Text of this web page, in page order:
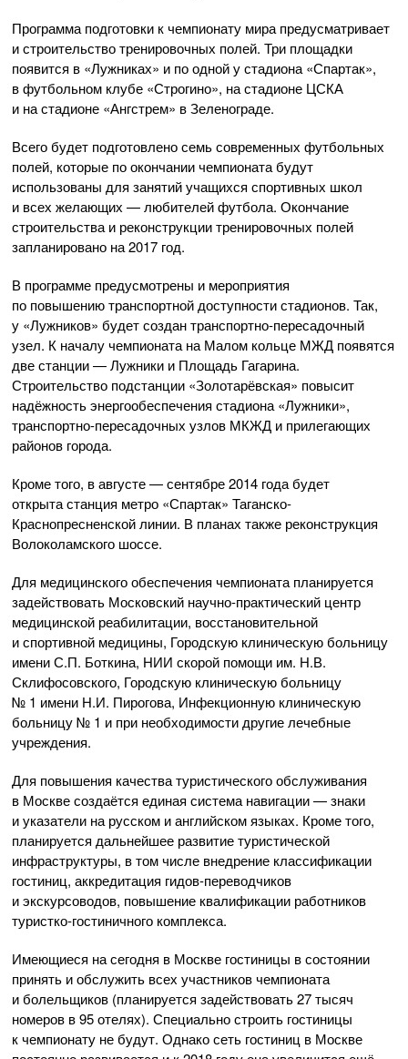
Программа подготовки к чемпионату мира предусматривает
и строительство тренировочных полей. Три площадки
появится в «Лужниках» и по одной у стадиона «Спартак»,
в футбольном клубе «Строгино», на стадионе ЦСКА
и на стадионе «Ангстрем» в Зеленограде.
Всего будет подготовлено семь современных футбольных
полей, которые по окончании чемпионата будут
использованы для занятий учащихся спортивных школ
и всех желающих — любителей футбола. Окончание
строительства и реконструкции тренировочных полей
запланировано на 2017 год.
В программе предусмотрены и мероприятия
по повышению транспортной доступности стадионов. Так,
у «Лужников» будет создан транспортно-пересадочный
узел. К началу чемпионата на Малом кольце МЖД появятся
две станции — Лужники и Площадь Гагарина.
Строительство подстанции «Золотарёвская» повысит
надёжность энергообеспечения стадиона «Лужники»,
транспортно-пересадочных узлов МКЖД и прилегающих
районов города.
Кроме того, в августе — сентябре 2014 года будет
открыта станция метро «Спартак» Таганско-
Краснопресненской линии. В планах также реконструкция
Волоколамского шоссе.
Для медицинского обеспечения чемпионата планируется
задействовать Московский научно-практический центр
медицинской реабилитации, восстановительной
и спортивной медицины, Городскую клиническую больницу
имени С.П. Боткина, НИИ скорой помощи им. Н.В.
Склифосовского, Городскую клиническую больницу
№ 1 имени Н.И. Пирогова, Инфекционную клиническую
больницу № 1 и при необходимости другие лечебные
учреждения.
Для повышения качества туристического обслуживания
в Москве создаётся единая система навигации — знаки
и указатели на русском и английском языках. Кроме того,
планируется дальнейшее развитие туристической
инфраструктуры, в том числе внедрение классификации
гостиниц, аккредитация гидов-переводчиков
и экскурсоводов, повышение квалификации работников
туристко-гостиничного комплекса.
Имеющиеся на сегодня в Москве гостиницы в состоянии
принять и обслужить всех участников чемпионата
и болельщиков (планируется задействовать 27 тысяч
номеров в 95 отелях). Специально строить гостиницы
к чемпионату не будут. Однако сеть гостиниц в Москве